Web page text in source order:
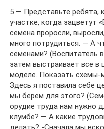
5 — Представьте ребята,
участке, когда зацветут
семена проросли,
много потрудиться. — А
семенами? (Воспитатель
затем выстраивает все в
моделе. Показать
Здесь я поставила себе
мы берем для этого?
орудие труда нам нужно
клумбе? — А какие